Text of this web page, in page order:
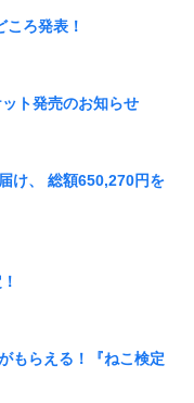
ろ発表！
ト発売のお知らせ
け、 総額650,270円を
もらえる！『ねこ検定